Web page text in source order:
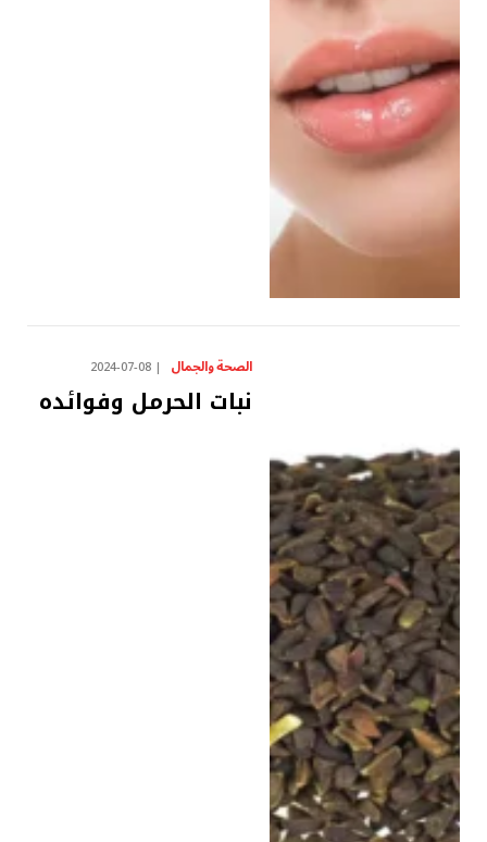
الصحة والجمال 2024-07-08
نبات الحرمل وفوائده